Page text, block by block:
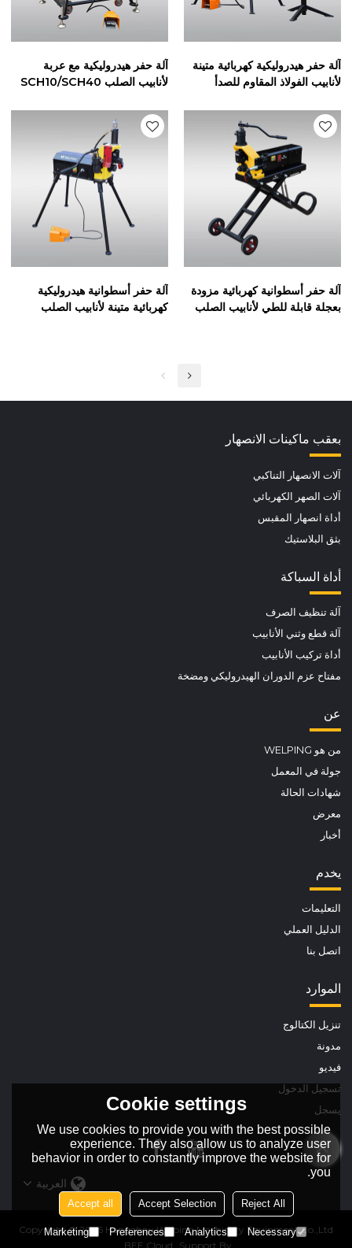
آلة حفر هيدروليكية كهربائية متينة
لأنابيب الفولاذ المقاوم للصدأ
(RG-2S)
آلة حفر هيدروليكية مع عربة
لأنابيب الصلب SCH10/SCH40
آلة حفر أسطوانية كهربائية مزودة
بعجلة قابلة للطي لأنابيب الصلب
آلة حفر أسطوانية هيدروليكية
كهربائية متينة لأنابيب الصلب
بعقب ماكينات الانصهار
آلات الانصهار التناكبي
آلات الصهر الكهربائي
أداة انصهار المقبس
بثق البلاستيك
أداة السباكة
آلة تنظيف الصرف
آلة قطع وثني الأنابيب
أداة تركيب الأنابيب
مفتاح عزم الدوران الهيدروليكي ومضخة
عن
من هو WELPING
جولة في المعمل
شهادات الحالة
معرض
أخبار
يخدم
التعليمات
الدليل العملي
اتصل بنا
الموارد
تنزيل الكتالوج
مدونة
فيديو
تسجيل الدخول
يسجل
العربية
Copyright © 2026 Hangzhou Welping Machinery Equipment Co.,Ltd
Support By
BEE Cloud
Cookie settings
We use cookies to provide you with the best possible
experience. They also allow us to analyze user
behavior in order to constantly improve the website for
you.
Reject All
Accept Selection
Accept all
Necessary
Analytics
Preferences
Marketing